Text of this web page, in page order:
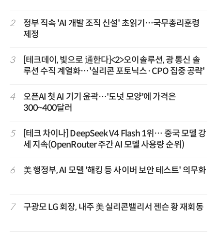
2
정부 직속 'AI 개발 조직 신설' 초읽기…국무총리훈령
제정
3
[테크데이, 빛으로 通한다]<2>오이솔루션, 광 통신 솔
루션 수직 계열화…'실리콘 포토닉스·CPO 집중 공략'
4
오픈AI 첫 AI 기기 윤곽…'도넛 모양'에 가격은
300~400달러
5
[테크 차이나] DeepSeek V4 Flash 1위… 중국 모델 강
세 지속(OpenRouter 주간 AI 모델 사용량 순위)
6 美 행정부, AI 모델 '해킹 등 사이버 보안 테스트' 의무화
7 구광모 LG 회장, 내주 美 실리콘밸리서 젠슨 황 재회동